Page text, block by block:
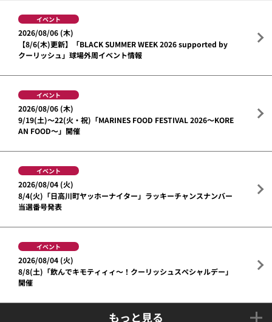
イベント
2026/08/06 (木)
【8/6(木)更新】「BLACK SUMMER WEEK 2026 supported by
クーリッシュ」球場外周イベント情報
イベント
2026/08/06 (木)
9/19(土)～22(火・祝)「MARINES FOOD FESTIVAL 2026～KORE
AN FOOD～」開催
イベント
2026/08/04 (火)
8/4(火)「日高川町ヤッホーナイター」ラッキーチャンスナンバー
当選番号発表
イベント
2026/08/04 (火)
8/8(土)「飲んでキモティィィ～！クーリッシュスペシャルデー」
開催
もっと見る